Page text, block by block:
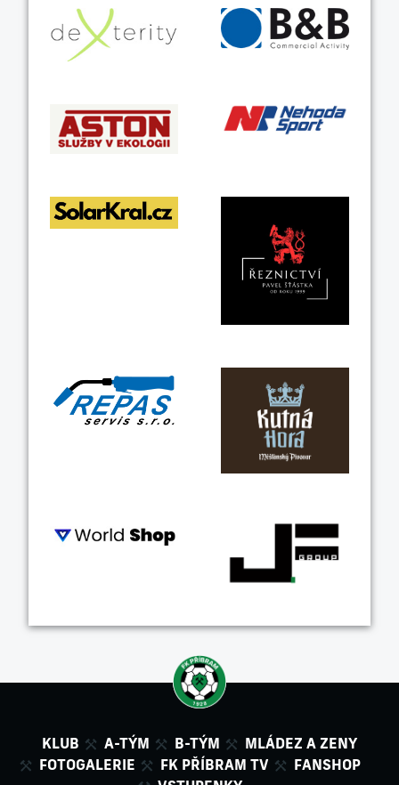
KLUB A-TÝM B-TÝM
MLÁDEZ A ZENY
FOTOGALERIE
FK PŘÍBRAM TV
FANSHOP